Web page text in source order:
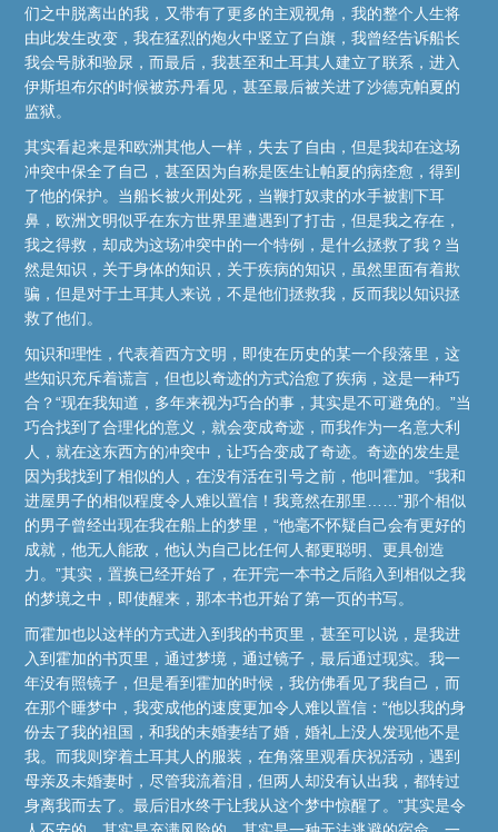
们之中脱离出的我，又带有了更多的主观视角，我的整个人生将
由此发生改变，我在猛烈的炮火中竖立了白旗，我曾经告诉船长
我会号脉和验尿，而最后，我甚至和土耳其人建立了联系，进入
伊斯坦布尔的时候被苏丹看见，甚至最后被关进了沙德克帕夏的
监狱。
其实看起来是和欧洲其他人一样，失去了自由，但是我却在这场
冲突中保全了自己，甚至因为自称是医生让帕夏的病痊愈，得到
了他的保护。当船长被火刑处死，当鞭打奴隶的水手被割下耳
鼻，欧洲文明似乎在东方世界里遭遇到了打击，但是我之存在，
我之得救，却成为这场冲突中的一个特例，是什么拯救了我？当
然是知识，关于身体的知识，关于疾病的知识，虽然里面有着欺
骗，但是对于土耳其人来说，不是他们拯救我，反而我以知识拯
救了他们。
知识和理性，代表着西方文明，即使在历史的某一个段落里，这
些知识充斥着谎言，但也以奇迹的方式治愈了疾病，这是一种巧
合？“现在我知道，多年来视为巧合的事，其实是不可避免的。”当
巧合找到了合理化的意义，就会变成奇迹，而我作为一名意大利
人，就在这东西方的冲突中，让巧合变成了奇迹。奇迹的发生是
因为我找到了相似的人，在没有活在引号之前，他叫霍加。“我和
进屋男子的相似程度令人难以置信！我竟然在那里……”那个相似
的男子曾经出现在我在船上的梦里，“他毫不怀疑自己会有更好的
成就，他无人能敌，他认为自己比任何人都更聪明、更具创造
力。”其实，置换已经开始了，在开完一本书之后陷入到相似之我
的梦境之中，即使醒来，那本书也开始了第一页的书写。
而霍加也以这样的方式进入到我的书页里，甚至可以说，是我进
入到霍加的书页里，通过梦境，通过镜子，最后通过现实。我一
年没有照镜子，但是看到霍加的时候，我仿佛看见了我自己，而
在那个睡梦中，我变成他的速度更加令人难以置信：“他以我的身
份去了我的祖国，和我的未婚妻结了婚，婚礼上没人发现他不是
我。而我则穿着土耳其人的服装，在角落里观看庆祝活动，遇到
母亲及未婚妻时，尽管我流着泪，但两人却没有认出我，都转过
身离我而去了。最后泪水终于让我从这个梦中惊醒了。”其实是令